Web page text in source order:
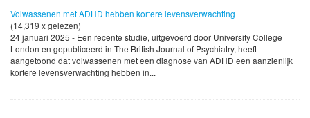
Volwassenen met ADHD hebben kortere levensverwachting
(14,319 x gelezen)
24 januari 2025 - Een recente studie, uitgevoerd door University College
London en gepubliceerd in The British Journal of Psychiatry, heeft
aangetoond dat volwassenen met een diagnose van ADHD een aanzienlijk
kortere levensverwachting hebben in...